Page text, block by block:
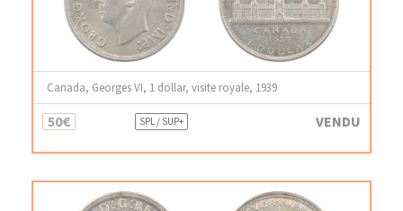
Canada, Georges VI, 1 dollar, visite royale, 1939
50€ SPL / SUP+ VENDU